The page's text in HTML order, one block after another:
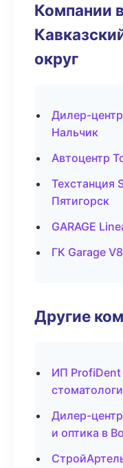
Компании
округ
Дилер-
Нальчик
Автоцентр
Техстанция
Пятигорск
GARAGE
ГК Garage
Другие
ИП ProfiDent
Дилер-
и оптика в